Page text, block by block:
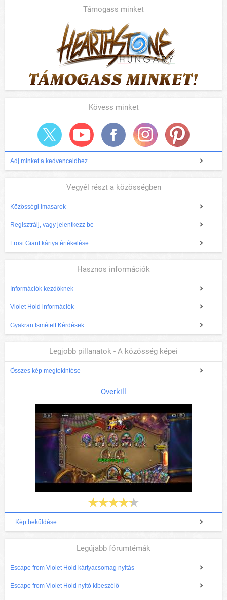
Támogass minket
Kövess minket
Adj minket a kedvenceidhez
Vegyél részt a közösségben
Közösségi imasarok
Regisztrálj, vagy jelentkezz be
Frost Giant kártya értékelése
Hasznos információk
Információk kezdőknek
Violet Hold információk
Gyakran Ismételt Kérdések
Legjobb pillanatok - A közösség képei
Összes kép megtekintése
Overkill
+ Kép beküldése
Legújabb fórumtémák
Escape from Violet Hold kártyacsomag nyitás
Escape from Violet Hold nyitó kibeszélő